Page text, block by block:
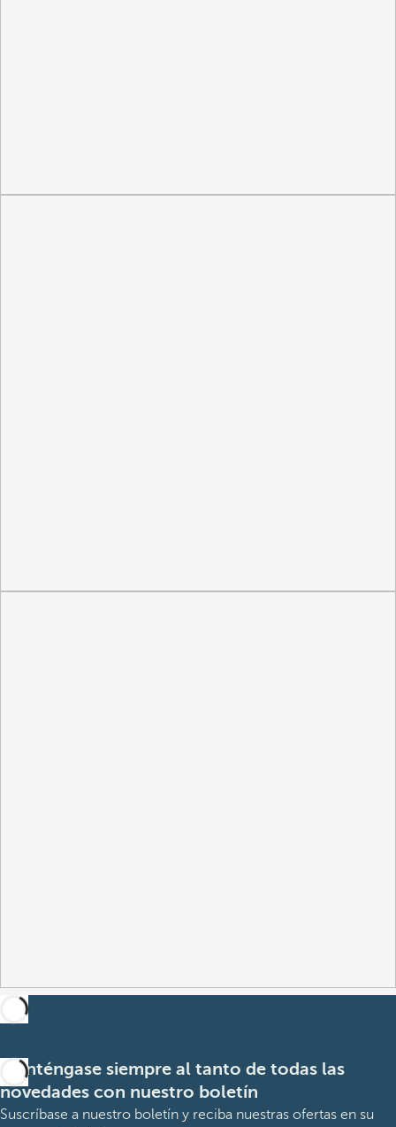
Manténgase siempre al tanto de todas las
novedades con nuestro boletín
Suscríbase a nuestro boletín y reciba nuestras ofertas en su